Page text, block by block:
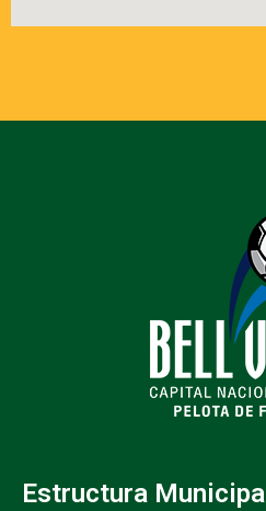
Estructura Municipal